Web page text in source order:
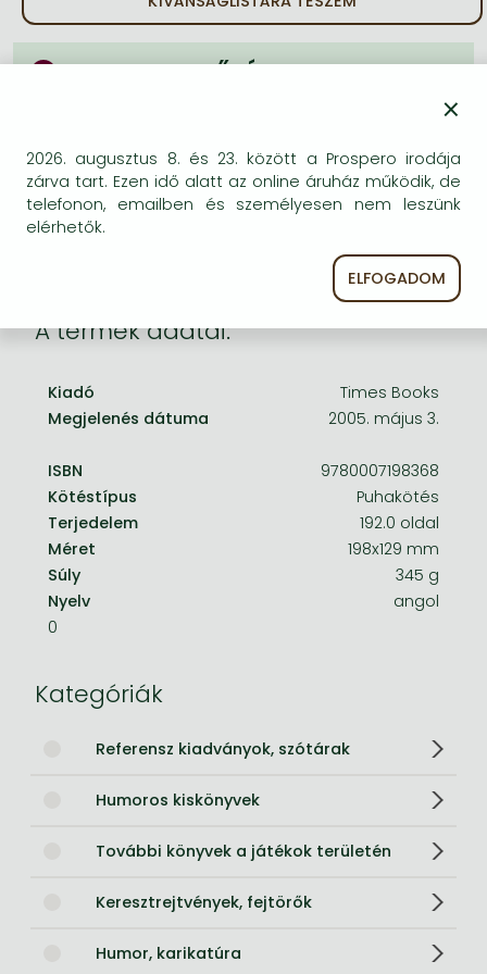
Bleach manga
BESZEREZHETŐSÉG
másik, kapható kiadást, forduljon
ügyfélszolgálatunkhoz!
A termék adatai:
Kiadó
Times Books
Megjelenés dátuma
2005. május 3.
ISBN
9780007198368
Kötéstípus
Puhakötés
Terjedelem
192.0 oldal
Méret
198x129 mm
Súly
345 g
Nyelv
angol
0
Kategóriák
Referensz kiadványok, szótárak
Humoros kiskönyvek
További könyvek a játékok területén
Keresztrejtvények, fejtörők
Humor, karikatúra
×
2026. augusztus 8. és 23. között a Prospero irodája
zárva tart. Ezen idő alatt az online áruház működik, de
telefonon, emailben és személyesen nem leszünk
elérhetők.
ELFOGADOM